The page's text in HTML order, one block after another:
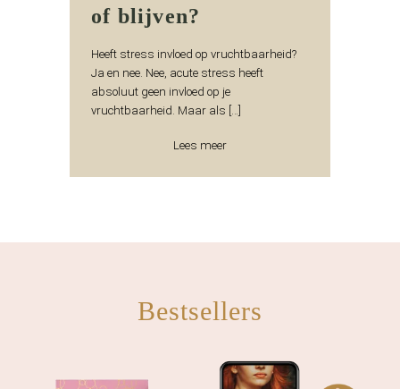
of blijven?
Heeft stress invloed op vruchtbaarheid?
Ja en nee. Nee, acute stress heeft
absoluut geen invloed op je
vruchtbaarheid. Maar als […]
Lees meer
Bestsellers